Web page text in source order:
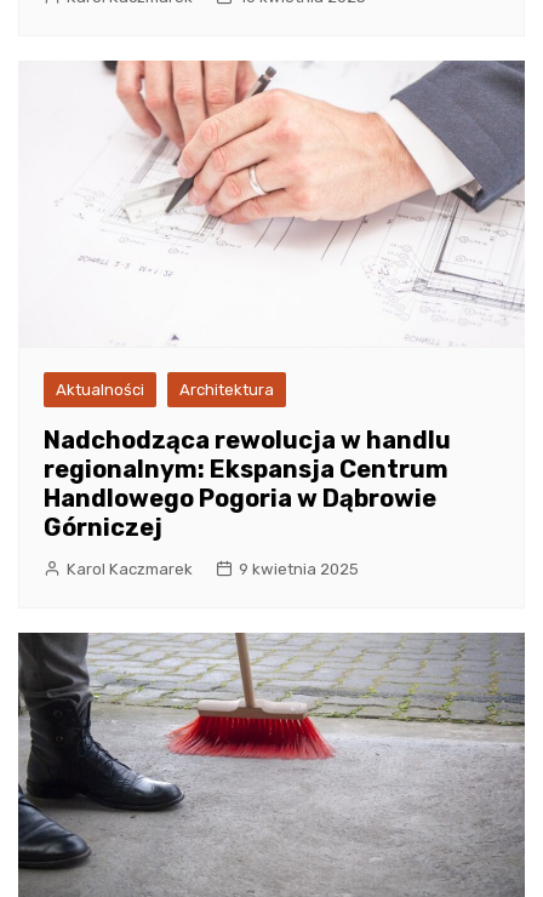
Aktualności Architektura
Nadchodząca rewolucja w handlu
regionalnym: Ekspansja Centrum
Handlowego Pogoria w Dąbrowie
Górniczej
Karol Kaczmarek 9 kwietnia 2025